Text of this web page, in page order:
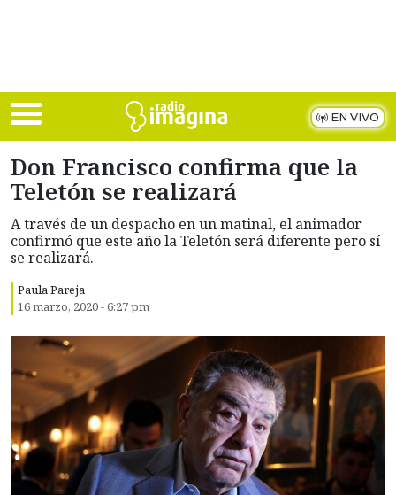
EN VIVO
Don Francisco confirma que la
Teletón se realizará
A través de un despacho en un matinal, el animador
confirmó que este año la Teletón será diferente pero sí
se realizará.
Paula Pareja
16 marzo, 2020 - 6:27 pm